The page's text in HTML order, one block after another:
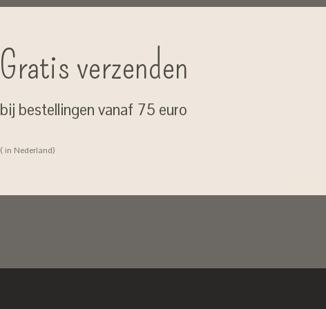
Gratis verzenden
bij bestellingen vanaf 75 euro
( in Nederland)